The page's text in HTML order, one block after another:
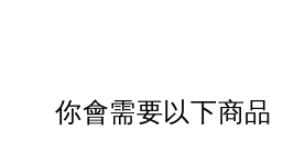
你會需要以下商品